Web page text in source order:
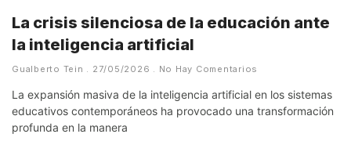
La crisis silenciosa de la educación ante
la inteligencia artificial
Gualberto Tein 27/05/2026 No Hay Comentarios
La expansión masiva de la inteligencia artificial en los sistemas
educativos contemporáneos ha provocado una transformación
profunda en la manera